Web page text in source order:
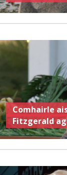
Comhairle
Fitzgerald